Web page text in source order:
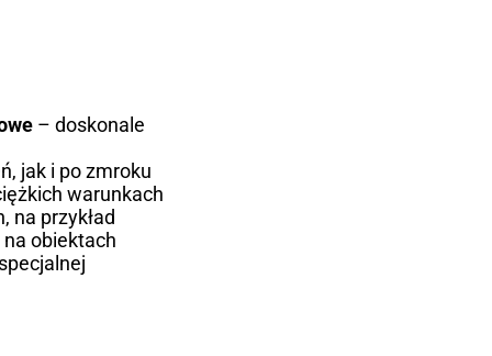
– doskonale
jak i po zmroku
warunkach
na przykład
na obiektach